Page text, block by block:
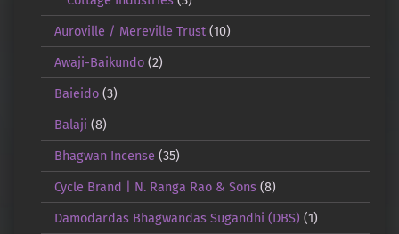
Auroville / Mereville Trust(10)
Awaji-Baikundo(2)
Baieido(3)
Balaji (8)
Bhagwan Incense (35)
Cycle Brand | N. Ranga Rao & Sons(8)
Damodardas Bhagwandas Sugandhi (DBS) (1)